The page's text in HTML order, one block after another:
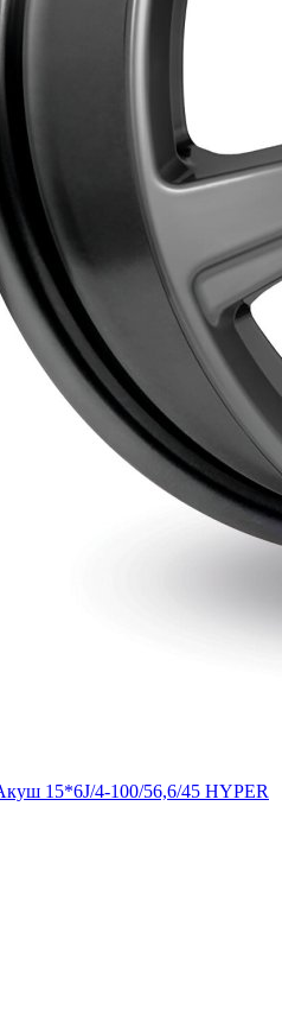
15*6J/4-100/56,6/45 HYPER